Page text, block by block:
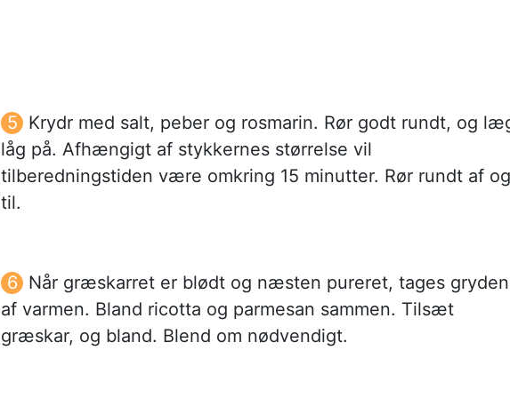
Krydr med salt, peber og rosmarin. Rør godt rundt, og
låg på. Afhængigt af stykkernes størrelse vil
tilberedningstiden være omkring 15 minutter. Rør rundt af og
til.
Når græskarret er blødt og næsten pureret, tages gryden
af varmen. Bland ricotta og parmesan sammen. Tilsæt
græskar, og bland. Blend om nødvendigt.